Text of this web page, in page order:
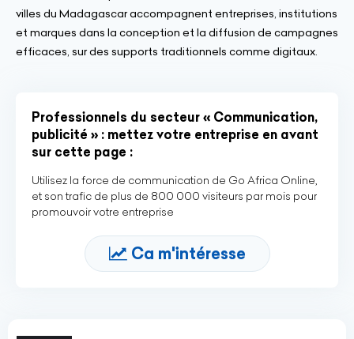
villes du Madagascar accompagnent entreprises, institutions
et marques dans la conception et la diffusion de campagnes
efficaces, sur des supports traditionnels comme digitaux.
Professionnels du secteur « Communication,
publicité » : mettez votre entreprise en avant
sur cette page :
Utilisez la force de communication de Go Africa Online,
et son trafic de plus de 800 000 visiteurs par mois pour
promouvoir votre entreprise
Ca m'intéresse